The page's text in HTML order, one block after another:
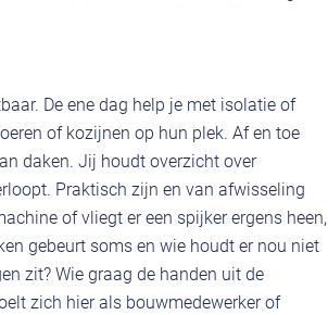
De ene dag help je met isolatie of
of kozijnen op hun plek. Af en toe
daken. Jij houdt overzicht over
Praktisch zijn en van afwisseling
of vliegt er een spijker ergens heen,
gebeurt soms en wie houdt er nou niet
zit? Wie graag de handen uit de
zich hier als bouwmedewerker of